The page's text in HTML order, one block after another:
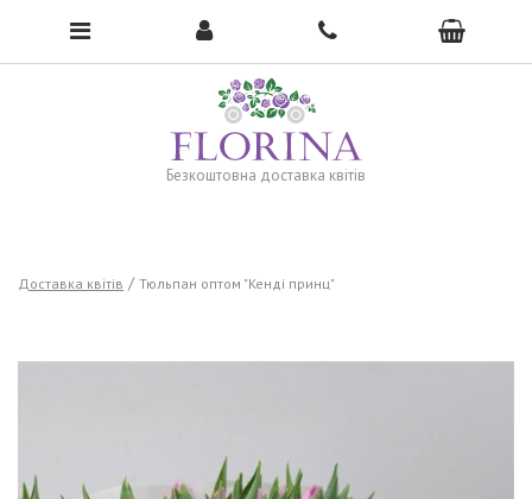
Безкоштовна доставка квітів
To open the menu, click here →
Доставка квітів Тюльпан оптом "Кенді принц"